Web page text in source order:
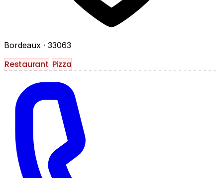
Bordeaux · 33063
Restaurant Pizza